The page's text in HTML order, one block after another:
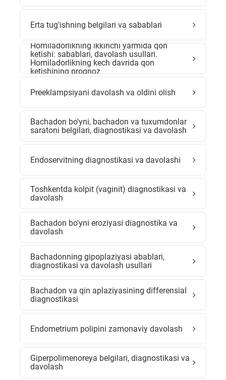
Erta tug'ishning belgilari va sabablari
Homiladorlikning ikkinchi yarmida qon
ketishi: sabablari, davolash usullari.
Homiladorlikning kech davrida qon
ketishining prognoz
Preeklampsiyani davolash va oldini olish
Bachadon bo'yni, bachadon va tuxumdonlar
saratoni belgilari, diagnostikasi va davolash
Endoservitning diagnostikasi va davolashi
Toshkentda kolpit (vaginit) diagnostikasi va
davolash
Bachadon bo'yni eroziyasi diagnostika va
davolash
Bachadonning gipoplaziyasi abablari,
diagnostikasi va davolash usullari
Bachadon va qin aplaziyasining differensial
diagnostikasi
Endometrium polipini zamonaviy davolash
Giperpolimenoreya belgilari, diagnostikasi va
davolash